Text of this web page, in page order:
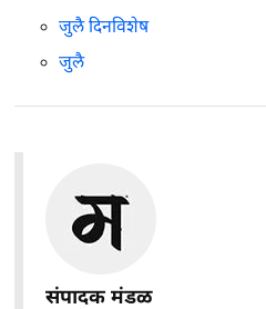
जुलै दिनविशेष
जुलै
संपादक मंडळ